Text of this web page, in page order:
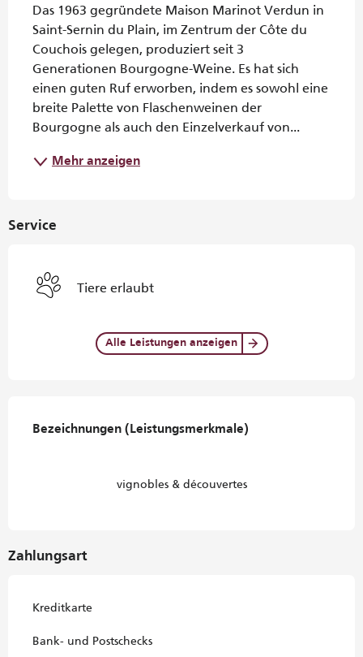
Das 1963 gegründete Maison Marinot Verdun in
Saint-Sernin du Plain, im Zentrum der Côte du
Couchois gelegen, produziert seit 3
Generationen Bourgogne-Weine. Es hat sich
einen guten Ruf erworben, indem es sowohl eine
breite Palette von Flaschenweinen der
Bourgogne als auch den Einzelverkauf von...
Mehr anzeigen
Service
Tiere erlaubt
Alle Leistungen anzeigen
Bezeichnungen (Leistungsmerkmale)
Bezeichnungen (Leistungsmerkmale)
vignobles & découvertes
Zahlungsart
Kreditkarte
Bank- und Postschecks